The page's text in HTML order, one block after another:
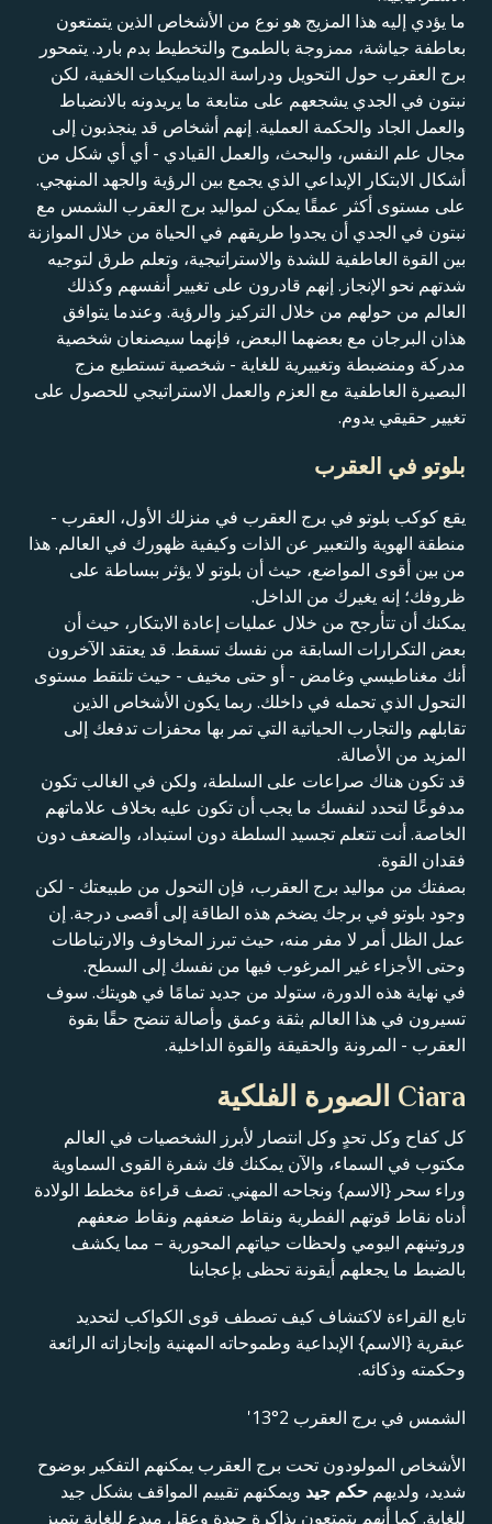
ما يؤدي إليه هذا المزيج هو نوع من الأشخاص الذين يتمتعون
بعاطفة جياشة، ممزوجة بالطموح والتخطيط بدم بارد. يتمحور
برج العقرب حول التحويل ودراسة الديناميكيات الخفية، لكن
نبتون في الجدي يشجعهم على متابعة ما يريدونه بالانضباط
والعمل الجاد والحكمة العملية. إنهم أشخاص قد ينجذبون إلى
مجال علم النفس، والبحث، والعمل القيادي - أي أي شكل من
أشكال الابتكار الإبداعي الذي يجمع بين الرؤية والجهد المنهجي.
على مستوى أكثر عمقًا يمكن لمواليد برج العقرب الشمس مع
نبتون في الجدي أن يجدوا طريقهم في الحياة من خلال الموازنة
بين القوة العاطفية للشدة والاستراتيجية، وتعلم طرق لتوجيه
شدتهم نحو الإنجاز. إنهم قادرون على تغيير أنفسهم وكذلك
العالم من حولهم من خلال التركيز والرؤية. وعندما يتوافق
هذان البرجان مع بعضهما البعض، فإنهما سيصنعان شخصية
مدركة ومنضبطة وتغييرية للغاية - شخصية تستطيع مزج
البصيرة العاطفية مع العزم والعمل الاستراتيجي للحصول على
تغيير حقيقي يدوم.
بلوتو في العقرب
يقع كوكب بلوتو في برج العقرب في منزلك الأول، العقرب -
منطقة الهوية والتعبير عن الذات وكيفية ظهورك في العالم. هذا
من بين أقوى المواضع، حيث أن بلوتو لا يؤثر ببساطة على
ظروفك؛ إنه يغيرك من الداخل.
يمكنك أن تتأرجح من خلال عمليات إعادة الابتكار، حيث أن
بعض التكرارات السابقة من نفسك تسقط. قد يعتقد الآخرون
أنك مغناطيسي وغامض - أو حتى مخيف - حيث تلتقط مستوى
التحول الذي تحمله في داخلك. ربما يكون الأشخاص الذين
تقابلهم والتجارب الحياتية التي تمر بها محفزات تدفعك إلى
المزيد من الأصالة.
قد تكون هناك صراعات على السلطة، ولكن في الغالب تكون
مدفوعًا لتحدد لنفسك ما يجب أن تكون عليه بخلاف علاماتهم
الخاصة. أنت تتعلم تجسيد السلطة دون استبداد، والضعف دون
فقدان القوة.
بصفتك من مواليد برج العقرب، فإن التحول من طبيعتك - لكن
وجود بلوتو في برجك يضخم هذه الطاقة إلى أقصى درجة. إن
عمل الظل أمر لا مفر منه، حيث تبرز المخاوف والارتباطات
وحتى الأجزاء غير المرغوب فيها من نفسك إلى السطح.
في نهاية هذه الدورة، ستولد من جديد تمامًا في هويتك. سوف
تسيرون في هذا العالم بثقة وعمق وأصالة تنضح حقًا بقوة
العقرب - المرونة والحقيقة والقوة الداخلية.
Ciara الصورة الفلكية
كل كفاح وكل تحدٍ وكل انتصار لأبرز الشخصيات في العالم
مكتوب في السماء، والآن يمكنك فك شفرة القوى السماوية
وراء سحر {الاسم} ونجاحه المهني. تصف قراءة مخطط الولادة
أدناه نقاط قوتهم الفطرية ونقاط ضعفهم ونقاط ضعفهم
وروتينهم اليومي ولحظات حياتهم المحورية – مما يكشف
بالضبط ما يجعلهم أيقونة تحظى بإعجابنا
تابع القراءة لاكتشاف كيف تصطف قوى الكواكب لتحديد
عبقرية {الاسم} الإبداعية وطموحاته المهنية وإنجازاته الرائعة
وحكمته وذكائه.
الشمس في برج العقرب 2°13'
الأشخاص المولودون تحت برج العقرب يمكنهم التفكير بوضوح
شديد، ولديهم حكم جيد ويمكنهم تقييم المواقف بشكل جيد
للغاية. كما أنهم يتمتعون بذاكرة جيدة وعقل مبدع للغاية يتميز